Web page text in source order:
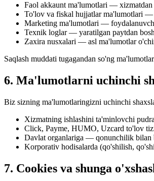
Faol akkaunt ma'lumotlari —
To'lov va fiskal hujjatlar ma'lumotlari —
Marketing ma'lumotlari —
Texnik loglar — yaratilgan paytdan
Zaxira nusxalari — asl ma'lumotlar
Saqlash muddati tugagandan so'ng
6. Ma'lumotlarni uchinchi
Biz sizning ma'lumotlaringizni uchinchi
Xizmatning ishlashini ta'minlovchi
Click, Payme, HUMO, Uzcard to'lov
Davlat organlariga — qonunchilik bilan
Korporativ hodisalarda (qo'shilish,
7. Cookies va shunga